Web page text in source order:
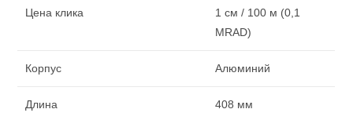
Цена клика
1 см / 100 м (0,1
MRAD)
Корпус Алюминий
Длина 408 мм